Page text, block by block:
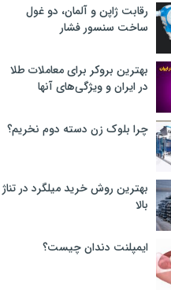
رقابت ژاپن و آلمان، دو غول
ساخت سنسور فشار
بهترین بروکر برای معاملات طلا
در ایران و ویژگی‌های آنها
چرا بلوک زن دسته دوم نخریم؟
بهترین روش خرید میلگرد در تناژ
بالا
ایمپلنت دندان چیست؟